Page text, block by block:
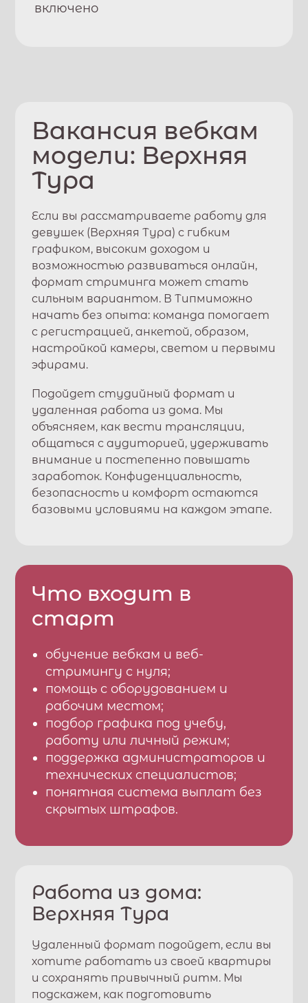
включено
Вакансия вебкам
модели: Верхняя
Тура
Если вы рассматриваете работу для
девушек (Верхняя Тура) с гибким
графиком, высоким доходом и
возможностью развиваться онлайн,
формат стриминга может стать
сильным вариантом. ВТипмиможно
начать без опыта: команда помогает
с регистрацией, анкетой, образом,
настройкой камеры, светом и первыми
эфирами.
Подойдет студийный формат и
удаленная работа из дома. Мы
объясняем, как вести трансляции,
общаться с аудиторией, удерживать
внимание и постепенно повышать
заработок. Конфиденциальность,
безопасность и комфорт остаются
базовыми условиями на каждом этапе.
Что входит в
старт
обучение вебкам и веб-
стримингу с нуля;
помощь с оборудованием и
рабочим местом;
подбор графика под учебу,
работу или личный режим;
поддержка администраторов и
технических специалистов;
понятная система выплат без
скрытых штрафов.
Работа из дома:
Верхняя Тура
Удаленный формат подойдет, если вы
хотите работать из своей квартиры
и сохранять привычный ритм. Мы
подскажем, как подготовить